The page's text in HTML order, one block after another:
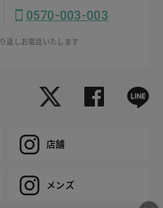
0570-003-003
返しお電話いたします
店舗
メンズ